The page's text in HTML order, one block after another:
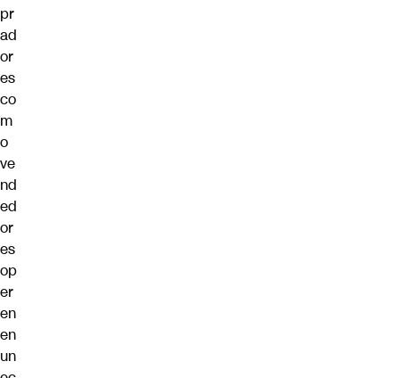
pr
ad
or
es
co
m
o
ve
nd
ed
or
es
op
er
en
en
un